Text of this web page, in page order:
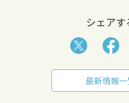
シェアす
最新情報